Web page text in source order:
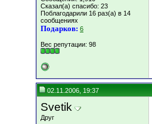
Сказал(а) спасибо: 23
Поблагодарили 16 раз(а) в 14
сообщениях
Подарков: 6
Вес репутации: 98
02.11.2006, 19:37
Svetik
Друг